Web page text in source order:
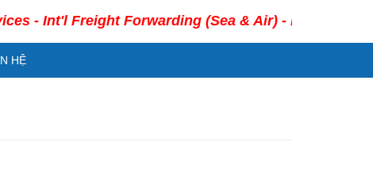
Freight Forwarding (Sea & Air) - Legal
HỆ